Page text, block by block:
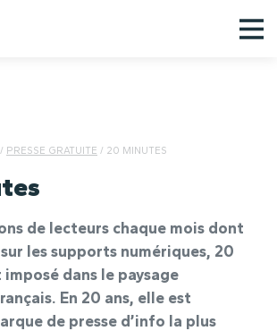
/ PRESSE GRATUITE / 20 MINUTES
de lecteurs chaque mois dont
les supports numériques, 20
imposé dans le paysage
En 20 ans, elle est
de presse d’info la plus